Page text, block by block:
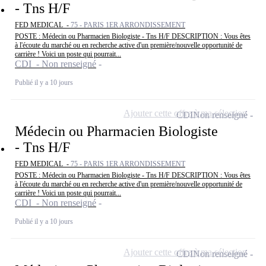
- Tns H/F
FED MEDICAL - 75 - PARIS 1ER ARRONDISSEMENT
POSTE : Médecin ou Pharmacien Biologiste - Tns H/F DESCRIPTION : Vous êtes
à l'écoute du marché ou en recherche active d'un première/nouvelle opportunité de
carrière ! Voici un poste qui pourrait...
CDI - Non renseigné
Publié il y a 10 jours
Médecin ou Pharmacien Biologiste
- Tns H/F
FED MEDICAL - 75 - PARIS 1ER ARRONDISSEMENT
POSTE : Médecin ou Pharmacien Biologiste - Tns H/F DESCRIPTION : Vous êtes
à l'écoute du marché ou en recherche active d'un première/nouvelle opportunité de
carrière ! Voici un poste qui pourrait...
CDI - Non renseigné
Publié il y a 10 jours
CDINon renseigné
Ajouter cette offre à ma sélection
CDINon renseigné
Ajouter cette offre à ma sélection